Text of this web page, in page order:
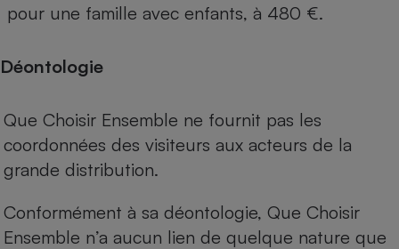
pour une famille avec enfants, à 480 €.
Déontologie
Que Choisir Ensemble ne fournit pas les
coordonnées des visiteurs aux acteurs de la
grande distribution.
Conformément à sa déontologie, Que Choisir
Ensemble n’a aucun lien de quelque nature que